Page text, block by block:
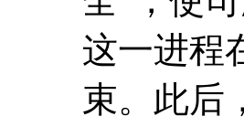
这一进程
束。此后